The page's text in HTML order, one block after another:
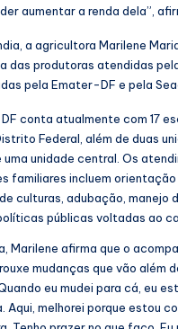
aumentar a renda dela”,
a agricultora Marilene
das produtoras atendidas
pela Emater-DF e pela
conta atualmente com 17
Federal, além de duas
uma unidade central. Os
familiares incluem
culturas, adubação, manejo
públicas voltadas ao
Marilene afirma que o
mudanças que vão além
eu mudei para cá, eu
Aqui, melhorei porque estou